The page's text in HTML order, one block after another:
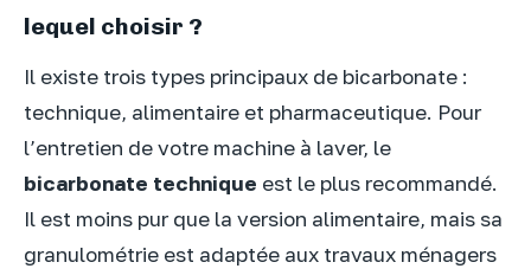
lequel choisir ?
Il existe trois types principaux de bicarbonate :
technique, alimentaire et pharmaceutique. Pour
l’entretien de votre machine à laver, le
bicarbonate technique est le plus recommandé.
Il est moins pur que la version alimentaire, mais sa
granulométrie est adaptée aux travaux ménagers